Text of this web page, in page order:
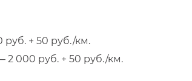
+ 50 руб./км.
000 руб. + 50 руб./км.